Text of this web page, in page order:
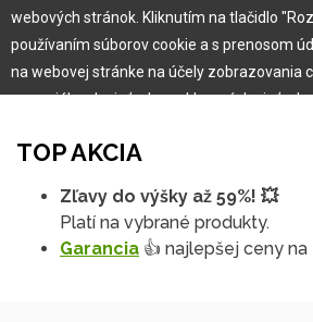
Garancia najlepšej ceny
Užívateľský manuál
Obchodné podmienky
Zákazník & partner
Novinky
TOP AKCIA
Zľavy do výšky až 59%! 💥
Platí na vybrané produkty.
Garancia 👍 najlepšej ceny na
webových stránok. Kliknutím na tlačidlo
používaním súborov cookie a s prenosom
na webovej stránke na účely zobrazovania
na sociálnych sieťach a reklamných sieťach
Viac informácií
Na našich webových stránkach
Rozumiem